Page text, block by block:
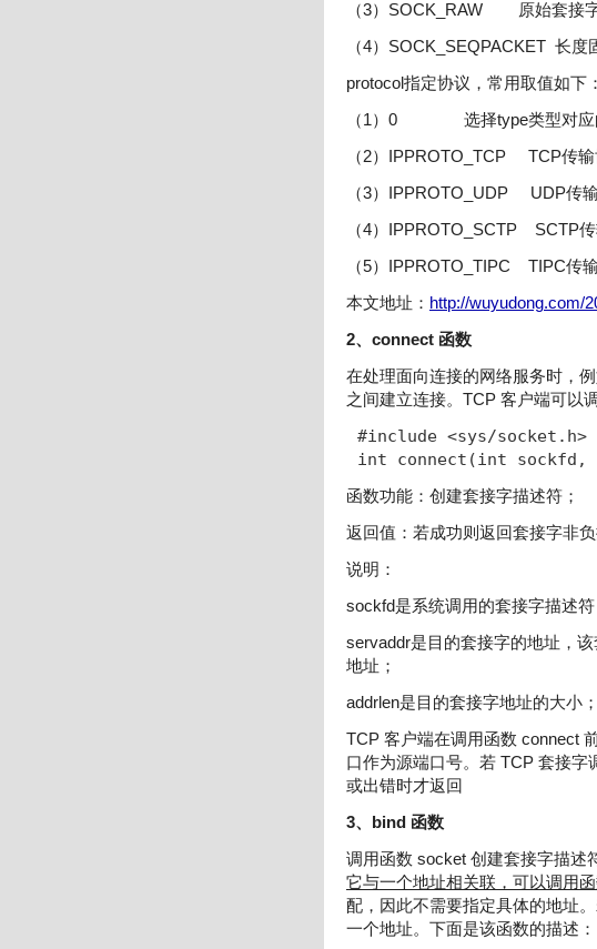
（3）SOCK_RAW 原始套接
（4）SOCK_SEQPACKET 长
protocol指定协议，常用取值如下：
（1）0 选择type类型对应
（2）IPPROTO_TCP TCP传输
（3）IPPROTO_UDP UDP传
（4）IPPROTO_SCTP SCTP
（5）IPPROTO_TIPC TIPC传
本文地址： http://wuyudong.com/
2、connect 函数
在处理面向连接的网络服务时，
之间建立连接。TCP 客户端可以
#include <sys/socket.h>
int connect(int sockfd,
函数功能：创建套接字描述符；
返回值：若成功则返回套接字非
说明：
sockfd是系统调用的套接字描述
servaddr是目的套接字的地址，
地址；
addrlen是目的套接字地址的大小；
TCP 客户端在调用函数 connect
口作为源端口号。若 TCP 套接字
或出错时才返回
3、bind 函数
调用函数 socket 创建套接字描述
它与一个地址相关联，可以调用函
配，因此不需要指定具体的地址
一个地址。下面是该函数的描述：